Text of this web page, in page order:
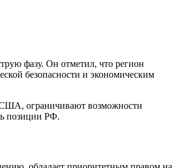
фазу. Он отметил, что регион
безопасности и экономическим
США, ограничивают возможности
позиции РФ.